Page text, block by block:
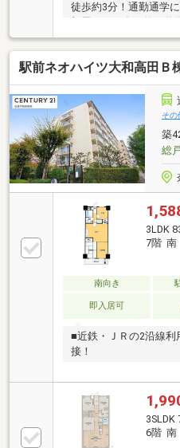
徒歩約3分！通勤通学
コンビニ徒歩約3分！
駅前ネオハイツ大和高田Ｂ
その
築
総
3LDK
7階 南
南向き
即入居可
■近鉄・ＪＲの2沿線利
接！
3SLDK
6階 南